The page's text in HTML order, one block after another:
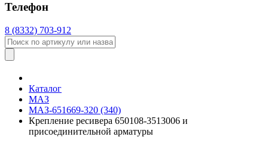
Телефон
8 (8332) 703-912
Каталог
МАЗ
МАЗ-651669-320 (340)
Крепление ресивера 650108-3513006 и
присоединительной арматуры